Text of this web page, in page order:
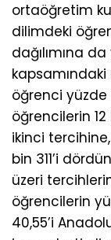
ortaöğretim
dilimdeki
dağılımına
öğrenci yüzde
öğrencilerin 12
ikinci
bin 311’i
üzeri
öğrencilerin
40,55’i